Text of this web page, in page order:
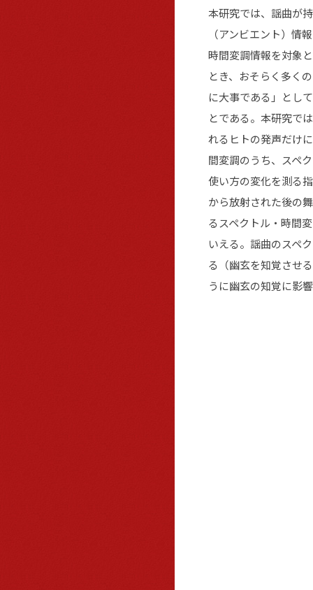
本研究では、謡曲が
（アンビエント）情
時間変調情報を対象
とき、おそらく多く
に大事である」とし
とである。本研究で
れるヒトの発声だけ
間変調のうち、スペ
使い方の変化を測る
から放射された後の
るスペクトル・時間
いえる。謡曲のスペ
る（幽玄を知覚させ
うに幽玄の知覚に影